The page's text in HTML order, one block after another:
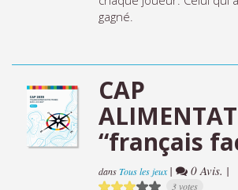
gagné.
CAP
“français
dansTous les jeux| 0 Avis. |
3 votes